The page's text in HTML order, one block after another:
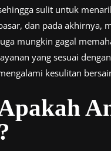
sulit untuk
dan pada akhirnya,
mungkin gagal
yang sesuai
kesulitan